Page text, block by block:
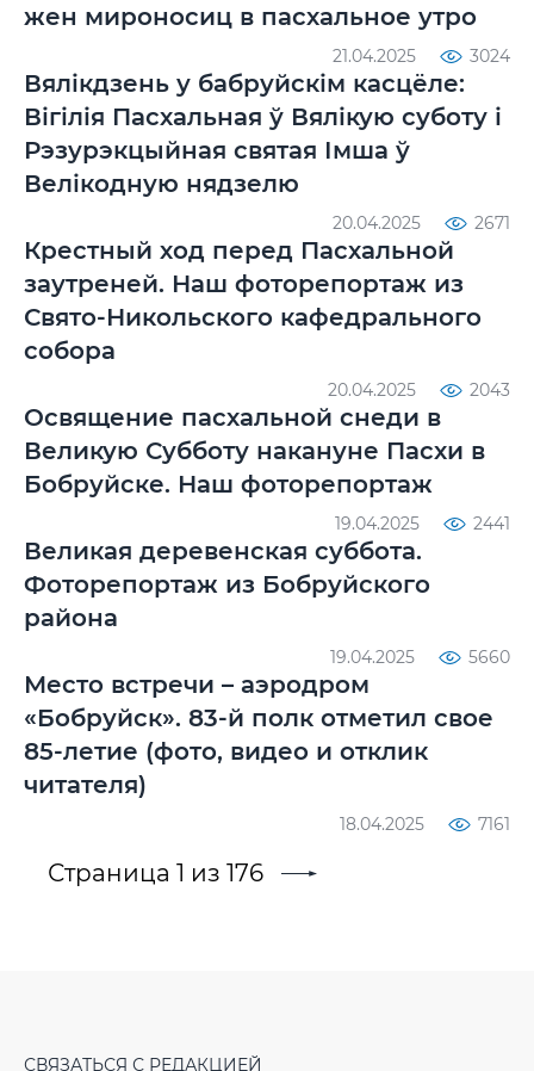
жен мироносиц в пасхальное утро
21.04.2025 3024
Вялікдзень у бабруйскім касцёле:
Вігілія Пасхальная ў Вялікую суботу і
Рэзурэкцыйная святая Імша ў
Велікодную нядзелю
20.04.2025 2671
Крестный ход перед Пасхальной
заутреней. Наш фоторепортаж из
Свято-Никольского кафедрального
собора
20.04.2025 2043
Освящение пасхальной снеди в
Великую Субботу накануне Пасхи в
Бобруйске. Наш фоторепортаж
19.04.2025 2441
Великая деревенская суббота.
Фоторепортаж из Бобруйского
района
19.04.2025 5660
Место встречи – аэродром
«Бобруйск». 83-й полк отметил свое
85-летие (фото, видео и отклик
читателя)
18.04.2025 7161
Страница 1 из 176
СВЯЗАТЬСЯ С РЕДАКЦИЕЙ